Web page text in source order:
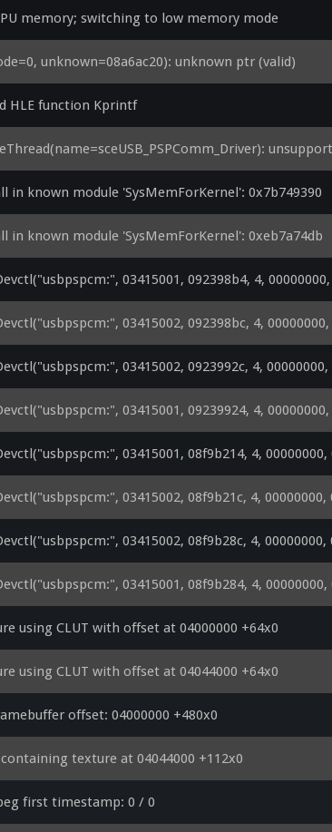
memory; switching to low memory mode
unknown=08a6ac20): unknown ptr (valid)
HLE function Kprintf
in known module 'SysMemForKernel': 0x7b749390
in known module 'SysMemForKernel': 0xeb7a74db
03415001, 092398b4, 4, 00000000,
03415002, 092398bc, 4, 00000000,
03415002, 0923992c, 4, 00000000,
03415001, 09239924, 4, 00000000,
03415001, 08f9b214, 4, 00000000,
03415002, 08f9b21c, 4, 00000000,
03415002, 08f9b28c, 4, 00000000,
03415001, 08f9b284, 4, 00000000,
using CLUT with offset at 04000000 +64x0
using CLUT with offset at 04044000 +64x0
offset: 04000000 +480x0
texture at 04044000 +112x0
first timestamp: 0 / 0